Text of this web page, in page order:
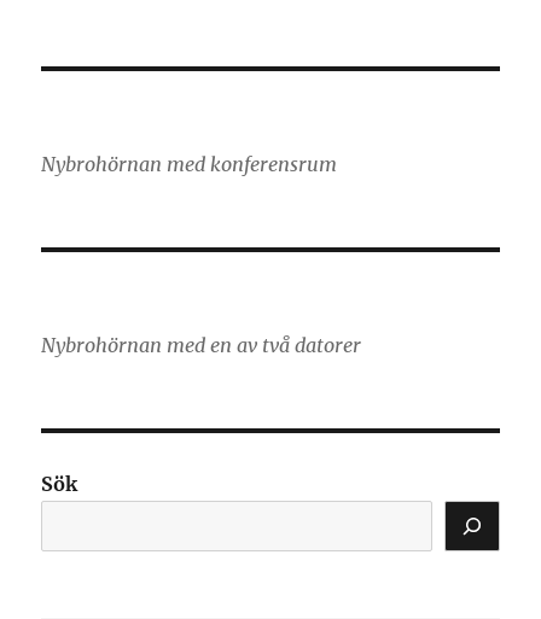
Nybrohörnan med konferensrum
Nybrohörnan med en av två datorer
Sök